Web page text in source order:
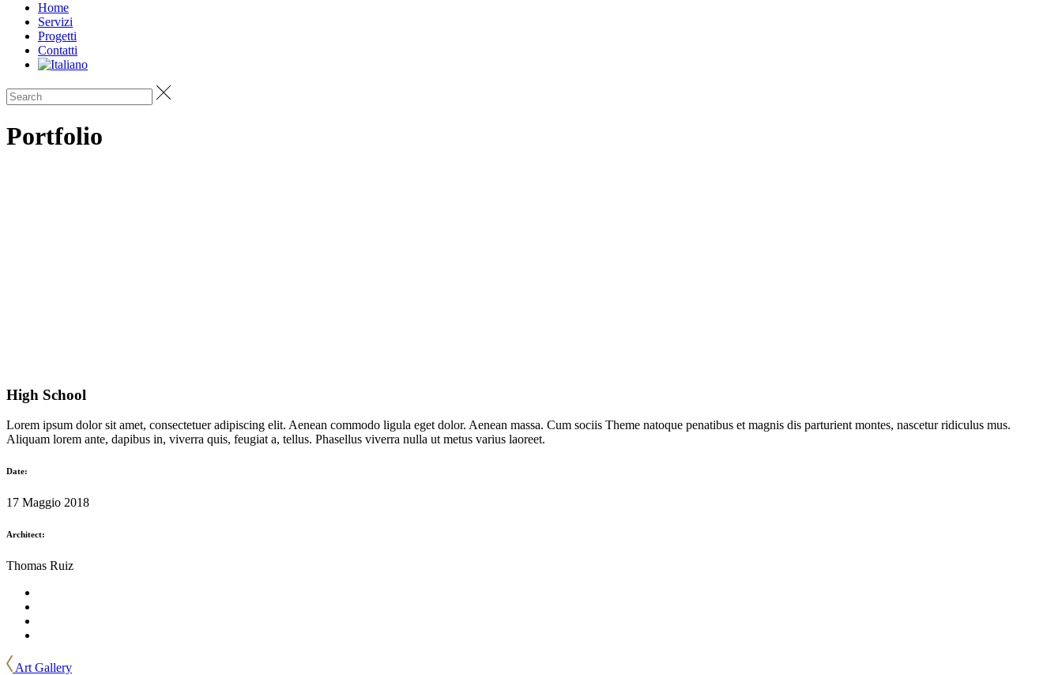
Home
Servizi
Progetti
Contatti
Portfolio
High School
Lorem ipsum dolor sit amet, consectetuer adipiscing elit. Aenean commodo ligula eget dolor. Aenean massa. Cum sociis Theme natoque penatibus et magnis dis parturient montes, nascetur ridiculus mus.
Aliquam lorem ante, dapibus in, viverra quis, feugiat a, tellus. Phasellus viverra nulla ut metus varius laoreet.
Date:
17 Maggio 2018
Architect:
Thomas Ruiz
Art Gallery